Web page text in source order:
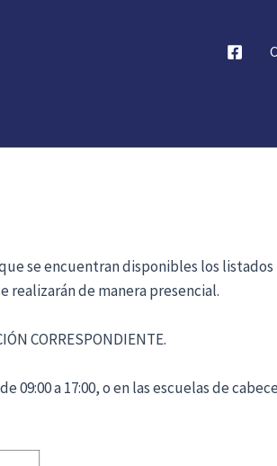
se encuentran disponibles los listados
realizarán de manera presencial.
CORRESPONDIENTE.
a 17:00, o en las escuelas de